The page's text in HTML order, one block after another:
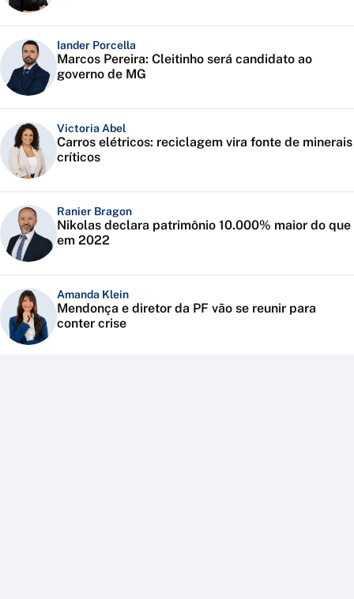
Iander Porcella
Marcos Pereira: Cleitinho será candidato ao
governo de MG
Victoria Abel
Carros elétricos: reciclagem vira fonte de minerais
críticos
Ranier Bragon
Nikolas declara patrimônio 10.000% maior do que
em 2022
Amanda Klein
Mendonça e diretor da PF vão se reunir para
conter crise